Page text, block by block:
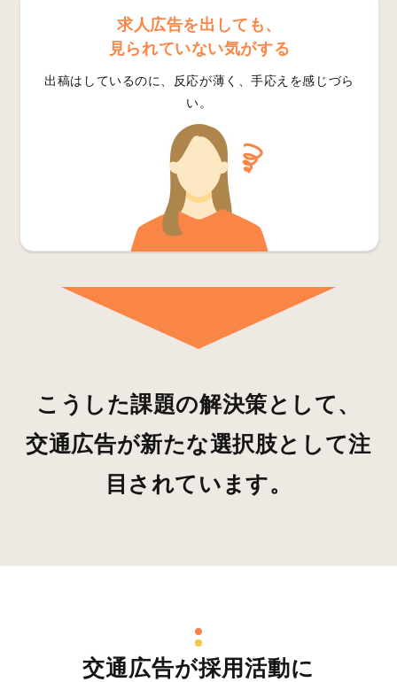
求人広告を出しても、
見られていない気がする
出稿はしているのに、反応が薄く、手応えを感じづら
い。
こうした課題の解決策として、
交通広告が新たな選択肢として注
目されています。
交通広告が採用活動に